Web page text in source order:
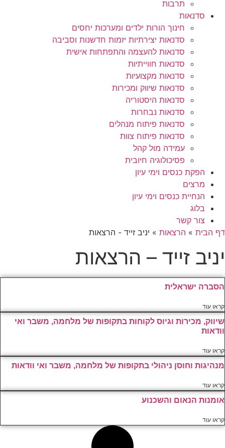
תרבות
סדנאות
חינוך הורות ילדים ומערכות יחסים
סדנאות יצירתיות יזמות חדשנות וסביבה
סדנאות להעצמה והתפתחות אישית
סדנאות חווייתיות
סדנאות מקצועיות
סדנאות שיווק ומכירות
סדנאות היסטוריה
סדנאות נבחרות
סדנאות פיתוח מנהלים
סדנאות פיתוח צוות
עמידה מול קהל
פסיכולוגיה חיובית
הפקת כנסים וימי עיון
מרצים
הנחיית כנסים וימי עיון
בלוג
צור קשר
דף הבית » הרצאות » יניב זייד - הרצאות
יניב זייד – הרצאות
הסברה ישראלית
קראו עוד
שיווק, מכירות וגיוס לקוחות בתקופות של מלחמה, משבר ואי
וודאות
קראו עוד
מנהיגות וחוסן ניהולי בתקופות של מלחמה, משבר ואי וודאות
קראו עוד
אומנות הנאום והשכנוע
קראו עוד